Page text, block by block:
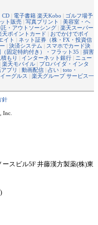
CD | 電子書籍 楽天Kobo | ゴルフ場予
ト販売 | 写真プリント | 美容室・ヘ
・アウトソーシング | 楽天スーパー
天ポイントカード | おでかけでポイ
イト | ネット証券（株・FX・投資信
| 決済システム | スマホでカード決
固定特約付き）・フラット35 | 損害
もり | インターネット銀行 | ニュー
| 楽天モバイル | プロバイダ・インタ
プリ | 動画配信 | 占い | toto・
ーグルス | 楽天グループ サービス一
針
Inc.
スビル5F 井藤漢方製薬(株)東